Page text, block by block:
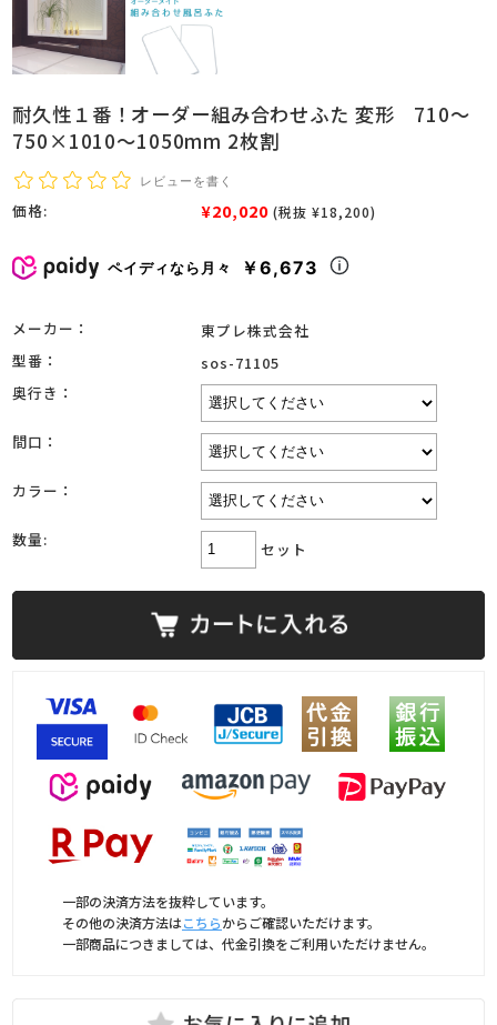
耐久性１番！オーダー組み合わせふた 変形 710～
750×1010～1050mm 2枚割
レビューを書く
価格: ¥20,020 (税抜 ¥18,200)
ペイディなら月々 ￥6,673
メーカー：
東プレ株式会社
型番：
sos-71105
奥行き：
間口：
カラー：
数量: セット
一部の決済方法を抜粋しています。
その他の決済方法はこちらからご確認いただけます。
一部商品につきましては、代金引換をご利用いただけません。